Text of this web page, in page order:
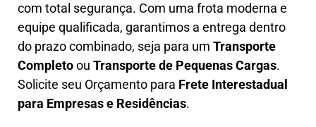
com total segurança. Com uma frota moderna e
equipe qualificada, garantimos a entrega dentro
do prazo combinado, seja para um Transporte
Completoou Transporte de Pequenas Cargas.
Solicite seu Orçamento para Frete Interestadual
para Empresas e Residências.